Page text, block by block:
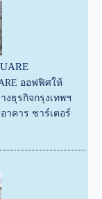
ออฟฟิศให้
งธุรกิจกรุงเทพฯ
าคาร ชาร์เตอร์